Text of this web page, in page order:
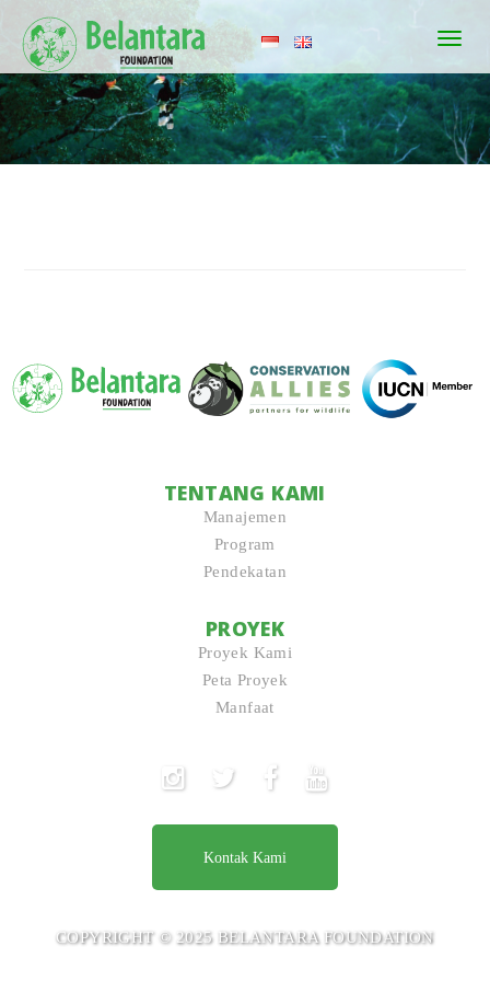
TENTANG KAMI
Manajemen
Program
Pendekatan
PROYEK
Proyek Kami
Peta Proyek
Manfaat
Kontak Kami
COPYRIGHT © 2025 BELANTARA FOUNDATION